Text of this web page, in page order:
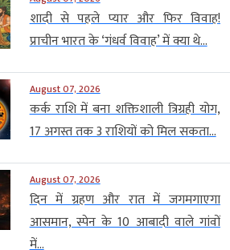
शादी से पहले प्यार और फिर विवाह!
प्राचीन भारत के ‘गंधर्व विवाह’ में क्या थे...
August 07, 2026
कर्क राशि में बना शक्तिशाली त्रिग्रही योग,
17 अगस्त तक 3 राशियों को मिल सकता...
August 07, 2026
दिन में ग्रहण और रात में जगमगाएगा
आसमान, स्पेन के 10 आबादी वाले गांवों
में...